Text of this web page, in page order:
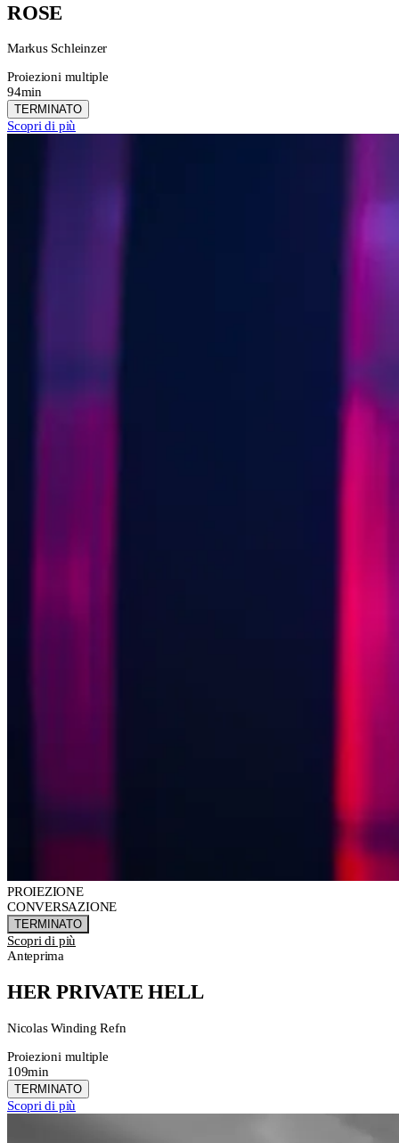
ROSE
Markus Schleinzer
Proiezioni multiple
94min
TERMINATO
Scopri di più
PROIEZIONE
CONVERSAZIONE
TERMINATO
Scopri di più
Anteprima
HER PRIVATE HELL
Nicolas Winding Refn
Proiezioni multiple
109min
TERMINATO
Scopri di più